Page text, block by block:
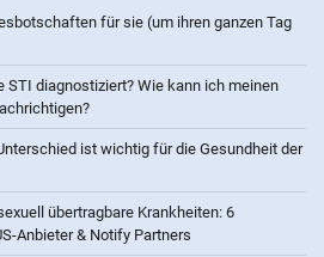
für sie (um ihren ganzen Tag
STI diagnostiziert? Wie kann ich meinen
ist wichtig für die Gesundheit der
übertragbare Krankheiten: 6
Anbieter & Notify Partners